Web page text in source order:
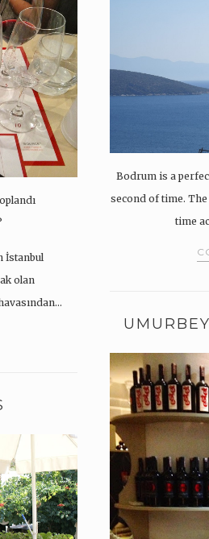
İstanbul
olan
Bodrum is a
second of time.
time